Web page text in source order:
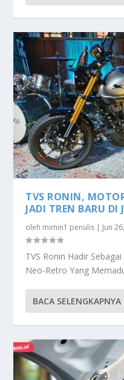
TVS RONIN,
JADI TREN BARU DI
oleh mimin1 penulis | Jun
TVS Ronin Hadir
Neo-Retro Yang
BACA SELENGKAPNYA